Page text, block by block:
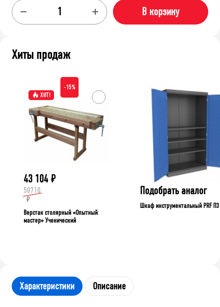
В корзину
Хиты продаж
ХИТ!
-15%
43 104 ₽
50710
₽
Верстак столярный «Опытный
мастер» Ученический
Подобрать аналог
Шкаф инструментальный PRF П3
Характеристики Описание